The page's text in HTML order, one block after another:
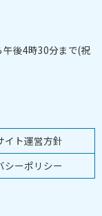
イト運営方針
シーポリシー
後4時30分まで(祝